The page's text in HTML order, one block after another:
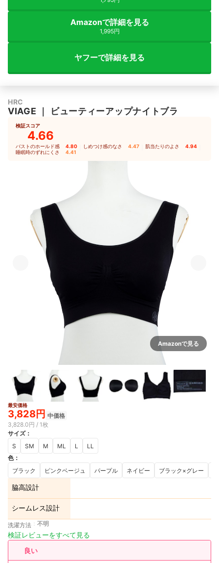
Amazonで詳細を見る
1,995円
ヤフーで詳細を見る
HRC
VIAGE ビューティーアップナイトブラ
検証スコア
4.66
バストのホールド感 4.80 しめつけ感のなさ 4.47 肌当たりのよさ 4.94
睡眠時のずれにくさ 4.41
Amazonで見る
最安価格
3,828円 中価格
3,828.0円 / 1枚
サイズ：
S
SM M ML L
LL
色：
ブラック
ピンクベージュ パープル ネイビー ブラック×グレー
脇高設計
シームレス設計
洗濯方法 不明
検証レビューをすべて見る
良い